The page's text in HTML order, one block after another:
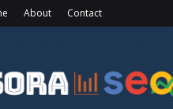
About Contact